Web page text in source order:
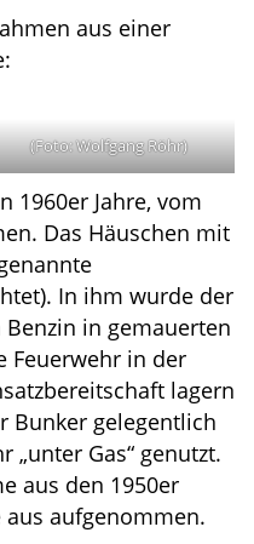
aus einer
(Foto: Wolfgang Röhr)
1960er Jahre, vom
Das Häuschen mit
In ihm wurde der
in gemauerten
Feuerwehr in der
lagern
Bunker gelegentlich
„unter Gas“ genutzt.
aus den 1950er
aus aufgenommen.